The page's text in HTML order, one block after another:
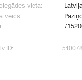
vieta:
veids:
ID: